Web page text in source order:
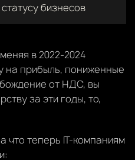
бизнесов
в 2022-2024
на прибыль, пониженные
от НДС, вы
за эти годы, то,
что теперь IT-компаниям